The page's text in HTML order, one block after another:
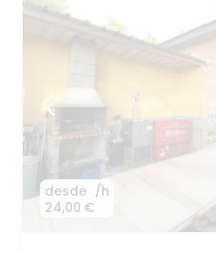
desde
24,00 €
/h